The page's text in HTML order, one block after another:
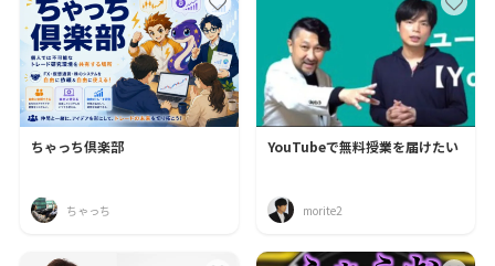
ちゃっち倶楽部
ちゃっち
YouTubeで無料授業を届けたい
morite2